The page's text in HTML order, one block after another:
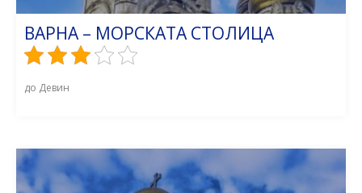
ВАРНА – МОРСКАТА СТОЛИЦА
до Девин